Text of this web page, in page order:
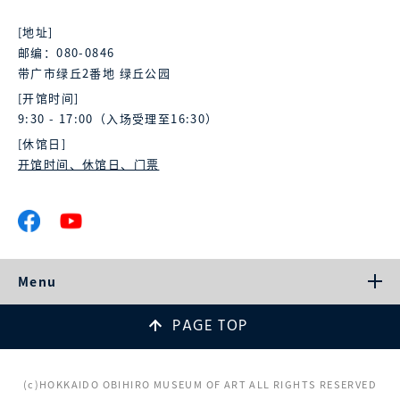
[地址]
邮编：080-0846
带广市绿丘2番地 绿丘公园
[开馆时间]
9:30 - 17:00（入场受理至16:30）
[休馆日]
开馆时间、休馆日、门票
Menu
PAGE TOP
(c)HOKKAIDO OBIHIRO MUSEUM OF ART ALL RIGHTS RESERVED